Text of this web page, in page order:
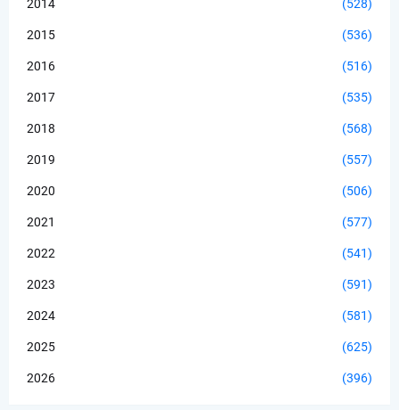
2014 (528)
2015 (536)
2016 (516)
2017 (535)
2018 (568)
2019 (557)
2020 (506)
2021 (577)
2022 (541)
2023 (591)
2024 (581)
2025 (625)
2026 (396)